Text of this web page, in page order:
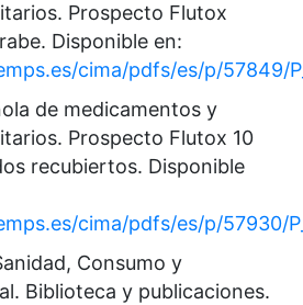
Prospecto Flutox
Disponible en:
cima/pdfs/es/p/57849/
de medicamentos y
Prospecto Flutox 10
recubiertos. Disponible
cima/pdfs/es/p/57930/
Consumo y
Biblioteca y publicaciones.